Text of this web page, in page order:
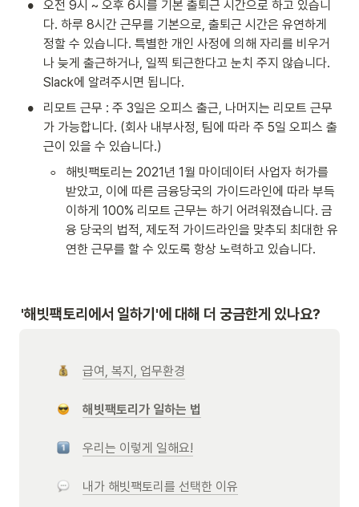
•
오전 9시 ~ 오후 6시를 기본 출퇴근 시간으로 하고 있습니
다. 하루 8시간 근무를 기본으로, 출퇴근 시간은 유연하게
정할 수 있습니다. 특별한 개인 사정에 의해 자리를 비우거
나 늦게 출근하거나, 일찍 퇴근한다고 눈치 주지 않습니다.
Slack에 알려주시면 됩니다.
•
리모트 근무 : 주 3일은 오피스 출근, 나머지는 리모트 근무
가 가능합니다. (회사 내부사정, 팀에 따라 주 5일 오피스 출
근이 있을 수 있습니다.)
◦
해빗팩토리는 2021년 1월 마이데이터 사업자 허가를
받았고, 이에 따른 금융당국의 가이드라인에 따라 부득
이하게 100% 리모트 근무는 하기 어려워졌습니다. 금
융 당국의 법적, 제도적 가이드라인을 맞추되 최대한 유
연한 근무를 할 수 있도록 항상 노력하고 있습니다.
'해빗팩토리에서 일하기'에 대해 더 궁금한게 있나요?
급여, 복지, 업무환경
해빗팩토리가 일하는 법
우리는 이렇게 일해요!
내가 해빗팩토리를 선택한 이유